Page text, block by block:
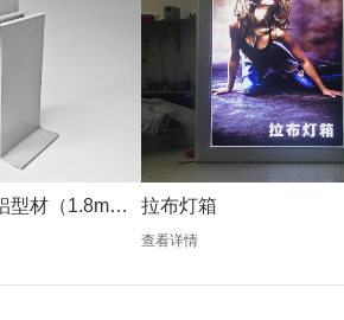
型材（1.8mm 拉布灯箱
查看详情